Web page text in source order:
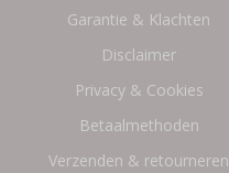
Garantie & Klachten
Disclaimer
Privacy & Cookies
Betaalmethoden
Verzenden & retourneren